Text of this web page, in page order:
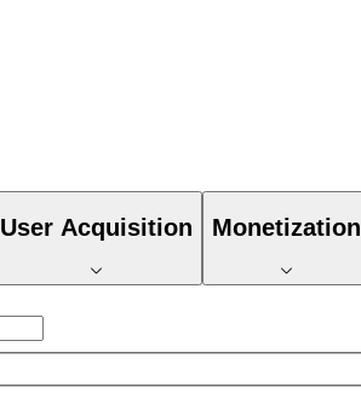
User Acquisition Monetization